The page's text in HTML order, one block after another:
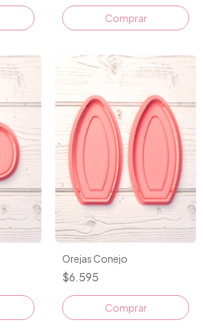
Comprar
Orejas Conejo
$6.595
Comprar